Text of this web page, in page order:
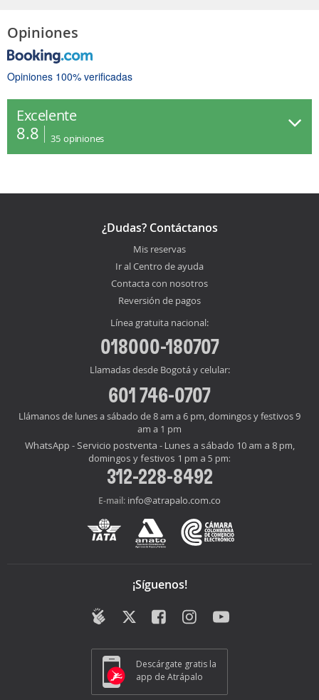
Opiniones
Opiniones 100% verificadas
Excelente
8.8 35 opiniones
¿Dudas? Contáctanos
Mis reservas
Ir al Centro de ayuda
Contacta con nosotros
Reversión de pagos
Línea gratuita nacional:
018000-180707
Llamadas desde Bogotá y celular:
601 746-0707
Llámanos de lunes a sábado de 8 am a 6 pm, domingos y festivos 9
am a 1 pm
WhatsApp - Servicio postventa - Lunes a sábado 10 am a 8 pm,
domingos y festivos 1 pm a 5 pm:
312-228-8492
E-mail: info@atrapalo.com.co
¡Síguenos!
Descárgate gratis la
app de Atrápalo